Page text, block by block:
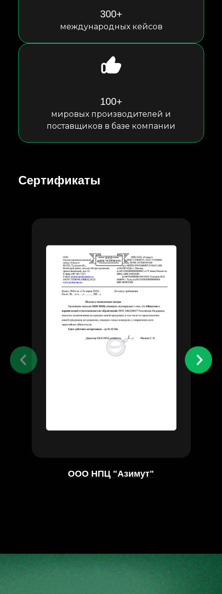
300+
международных кейсов
100+
мировых производителей и
поставщиков в базе компании
Сертификаты
ООО НПЦ "Азимут"